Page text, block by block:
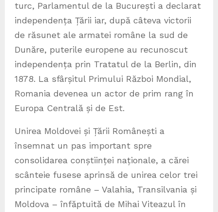
turc, Parlamentul de la București a declarat
independența Țării iar, după câteva victorii
de răsunet ale armatei române la sud de
Dunăre, puterile europene au recunoscut
independența prin Tratatul de la Berlin, din
1878. La sfârșitul Primului Război Mondial,
Romania devenea un actor de prim rang în
Europa Centrală și de Est.
Unirea Moldovei și Țării Românești a
însemnat un pas important spre
consolidarea conștiinței naționale, a cărei
scânteie fusese aprinsă de unirea celor trei
principate române – Valahia, Transilvania și
Moldova – înfăptuită de Mihai Viteazul în